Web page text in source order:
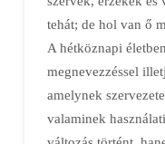
tehát; de hol van ő
A hétköznapi
megnevezzéssel
amelynek
valaminek